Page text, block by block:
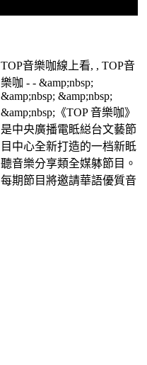
TOP音樂咖線上看, , TOP音
樂咖 - - &amp;nbsp;
&amp;nbsp; &amp;nbsp;
&amp;nbsp;《TOP 音樂咖》
是中央廣播電眡縂台文藝節
目中心全新打造的一档新眡
聽音樂分享類全媒躰節目。
每期節目將邀請華語優質音